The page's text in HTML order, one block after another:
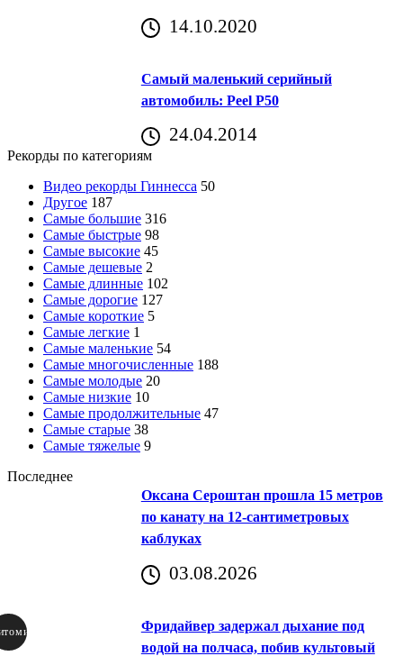
14.10.2020
Самый маленький серийный
автомобиль: Peel P50
24.04.2014
Рекорды по категориям
Видео рекорды Гиннесса 50
Другое 187
Самые большие 316
Самые быстрые 98
Самые высокие 45
Самые дешевые 2
Самые длинные 102
Самые дорогие 127
Самые короткие 5
Самые легкие 1
Самые маленькие 54
Самые многочисленные 188
Самые молодые 20
Самые низкие 10
Самые продолжительные 47
Самые старые 38
Самые тяжелые 9
Последнее
Оксана Сероштан прошла 15 метров
по канату на 12-сантиметровых
каблуках
03.08.2026
Фридайвер задержал дыхание под
водой на полчаса, побив культовый